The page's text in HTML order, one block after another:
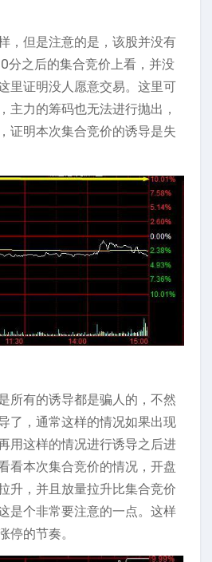
，但是注意的是，该股并没有
分之后的集合竞价上看，并没
里证明没人愿意交易。这里可
主力的筹码也无法进行抛出，
证明本次集合竞价的诱导是失
所有的诱导都是骗人的，不然
了，通常这样的情况如果出现
用这样的情况进行诱导之后进
看本次集合竞价的情况，开盘
升，并且放量拉升比集合竞价
是个非常要注意的一点。这样
停的节奏。